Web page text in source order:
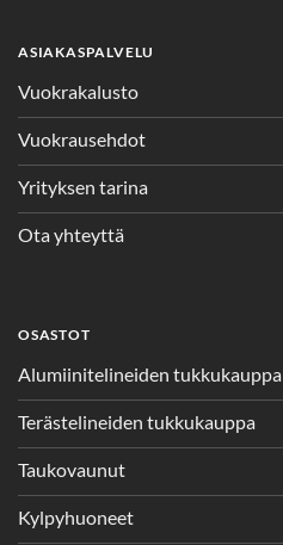
ASIAKASPALVELU
Vuokrakalusto
Vuokrausehdot
Yrityksen tarina
Ota yhteyttä
OSASTOT
Alumiinitelineiden tukkukauppa
Terästelineiden tukkukauppa
Taukovaunut
Kylpyhuoneet